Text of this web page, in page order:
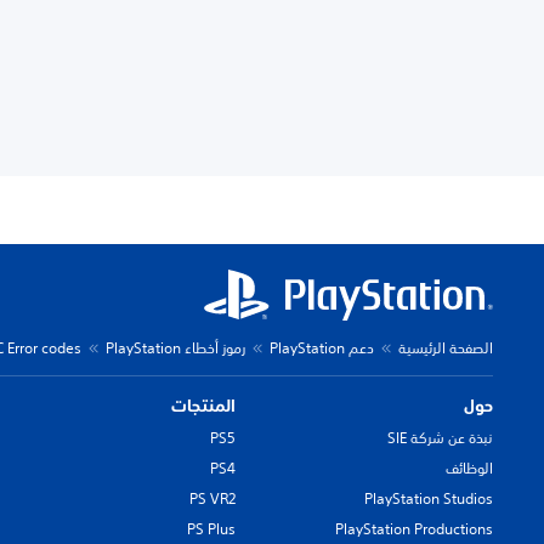
الصفحة الرئيسية دعم PlayStation رموز أخطاء PlayStation Error codes
حول
نبذة عن شركة SIE
الوظائف
PlayStation Studios
PlayStation Productions
المنتجات
PS5
PS4
PS VR2
PS Plus